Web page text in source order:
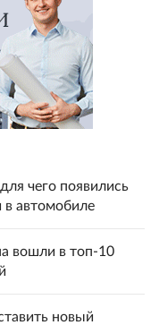
чего появились
в автомобиле
вошли в топ-10
новый